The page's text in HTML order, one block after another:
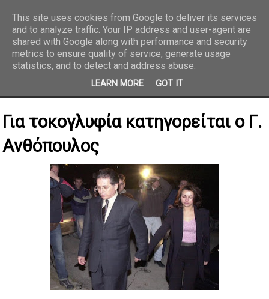
REPORTAZ NET
Για τοκογλυφία κατηγορείται ο Γ.
Ανθόπουλος
This site uses cookies from Google to deliver its services
and to analyze traffic. Your IP address and user-agent are
shared with Google along with performance and security
metrics to ensure quality of service, generate usage
statistics, and to detect and address abuse.
LEARN MORE GOT IT